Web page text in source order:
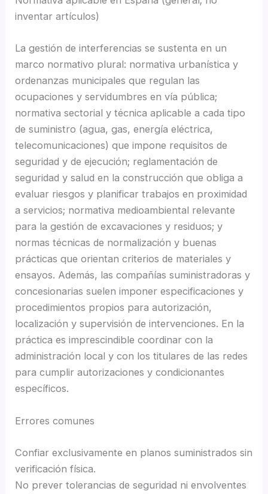
inventar artículos)
La gestión de interferencias se sustenta en un
marco normativo plural: normativa urbanística y
ordenanzas municipales que regulan las
ocupaciones y servidumbres en vía pública;
normativa sectorial y técnica aplicable a cada tipo
de suministro (agua, gas, energía eléctrica,
telecomunicaciones) que impone requisitos de
seguridad y de ejecución; reglamentación de
seguridad y salud en la construcción que obliga a
evaluar riesgos y planificar trabajos en proximidad
a servicios; normativa medioambiental relevante
para la gestión de excavaciones y residuos; y
normas técnicas de normalización y buenas
prácticas que orientan criterios de materiales y
ensayos. Además, las compañías suministradoras y
concesionarias suelen imponer especificaciones y
procedimientos propios para autorización,
localización y supervisión de intervenciones. En la
práctica es imprescindible coordinar con la
administración local y con los titulares de las redes
para cumplir autorizaciones y condicionantes
específicos.
Errores comunes
Confiar exclusivamente en planos suministrados sin
verificación física.
No prever tolerancias de seguridad ni envolventes